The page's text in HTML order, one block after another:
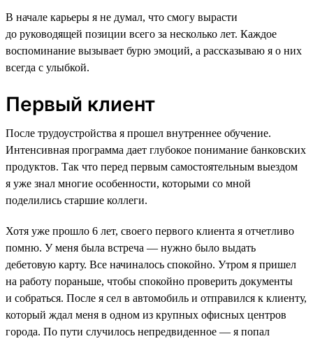
В начале карьеры я не думал, что смогу вырасти
до руководящей позиции всего за несколько лет. Каждое
воспоминание вызывает бурю эмоций, а рассказываю я о них
всегда с улыбкой.
Первый клиент
После трудоустройства я прошел внутреннее обучение.
Интенсивная программа дает глубокое понимание банковских
продуктов. Так что перед первым самостоятельным выездом
я уже знал многие особенности, которыми со мной
поделились старшие коллеги.
Хотя уже прошло 6 лет, своего первого клиента я отчетливо
помню. У меня была встреча — нужно было выдать
дебетовую карту. Все начиналось спокойно. Утром я пришел
на работу пораньше, чтобы спокойно проверить документы
и собраться. После я сел в автомобиль и отправился к клиенту,
который ждал меня в одном из крупных офисных центров
города. По пути случилось непредвиденное — я попал